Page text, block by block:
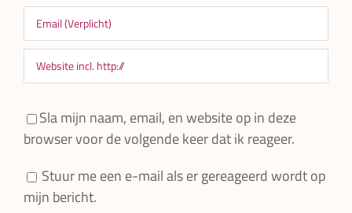
Sla mijn naam, email, en website op in deze
browser voor de volgende keer dat ik reageer.
Stuur me een e-mail als er gereageerd wordt op
mijn bericht.